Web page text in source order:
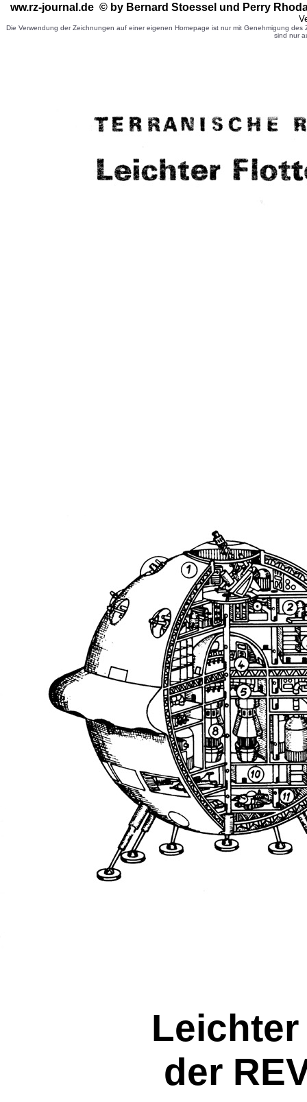
ww.rz-journal.de © by Bernard Stoessel und Perry
Die Verwendung der Zeichnungen auf einer eigenen Homepage ist nur mit Genehmigung
sind nur
der